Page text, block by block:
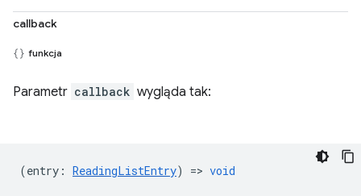
callback
funkcja
Parametr callback wygląda tak:
(entry : ReadingListEntry) => void